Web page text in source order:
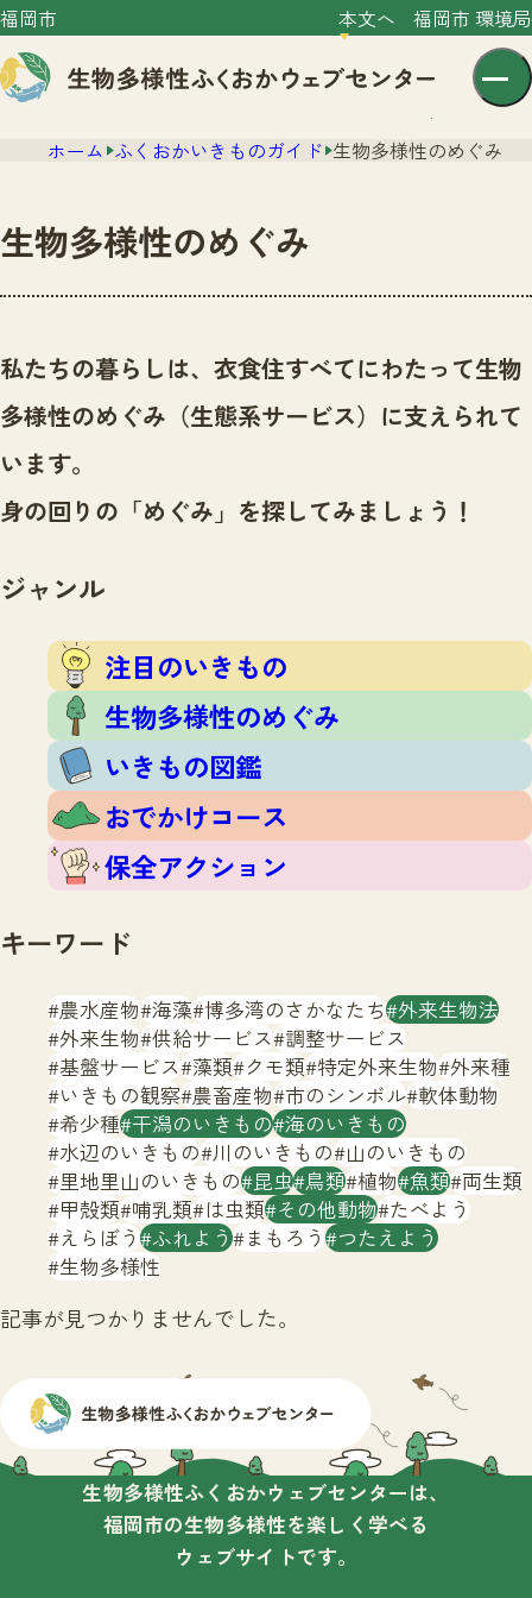
福岡市 本文へ 福岡市 環境局
センター紹介
センター紹介TOP
サイトポリシー
ニュース
いきものガイド
いきものガイドTOP
生物多様性のめぐみ
おでかけコース
保全アクション
イベント
調査レポート
調査レポートTOP
調査結果
ふくおかいきものマップ
マッチング
マッチングTOP
掲載申し込みフォーム
お問合せ
生物多様性ふくおかウェブセンターとは
サイトマップ
ホーム ふくおかいきものガイド 生物多様性のめぐみ
生物多様性のめぐみ
私たちの暮らしは、衣食住すべてにわたって生物
多様性のめぐみ（生態系サービス）に支えられて
います。
身の回りの「めぐみ」を探してみましょう！
ジャンル
注目のいきもの
生物多様性のめぐみ
いきもの図鑑
おでかけコース
保全アクション
キーワード
農水産物 海藻 博多湾のさかなたち 外来生物法
外来生物 供給サービス 調整サービス
基盤サービス 藻類 クモ類 特定外来生物 外来種
いきもの観察 農畜産物 市のシンボル 軟体動物
希少種 干潟のいきもの 海のいきもの
水辺のいきもの 川のいきもの 山のいきもの
里地里山のいきもの 昆虫 鳥類 植物 魚類 両生類
甲殻類 哺乳類 は虫類 その他動物 たべよう
えらぼう ふれよう まもろう つたえよう
生物多様性
記事が見つかりませんでした。
生物多様性ふくおかウェブセンターは、
福岡市の生物多様性を楽しく学べる
ウェブサイトです。